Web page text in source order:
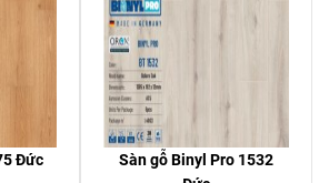
Đức
Sàn gỗ Binyl Pro 1532